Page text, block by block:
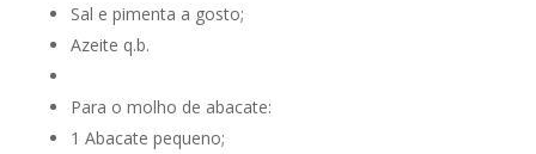
Sal e pimenta a gosto;
Azeite q.b.
Para o molho de abacate:
1 Abacate pequeno;